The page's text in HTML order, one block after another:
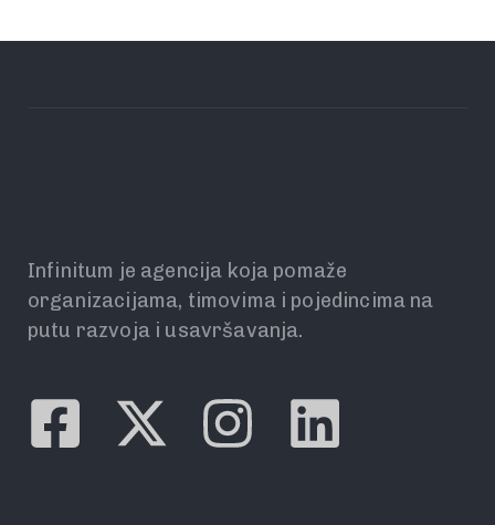
Infinitum je agencija koja pomaže
organizacijama, timovima i pojedincima na
putu razvoja i usavršavanja.